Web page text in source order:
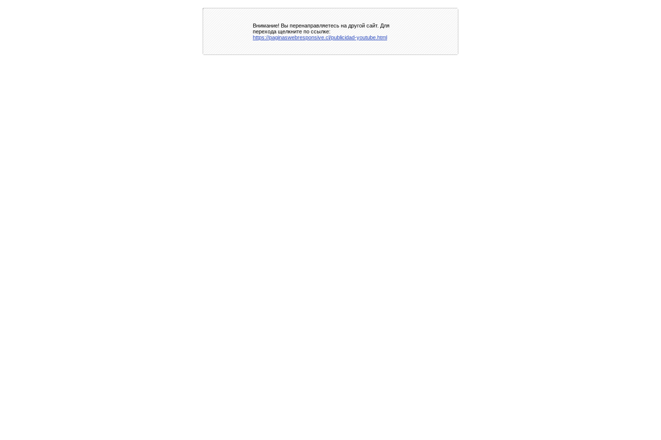
Внимание! Вы перенаправляетесь на другой сайт. Для
перехода щелкните по ссылке:
https://paginaswebresponsive.cl/publicidad-youtube.html